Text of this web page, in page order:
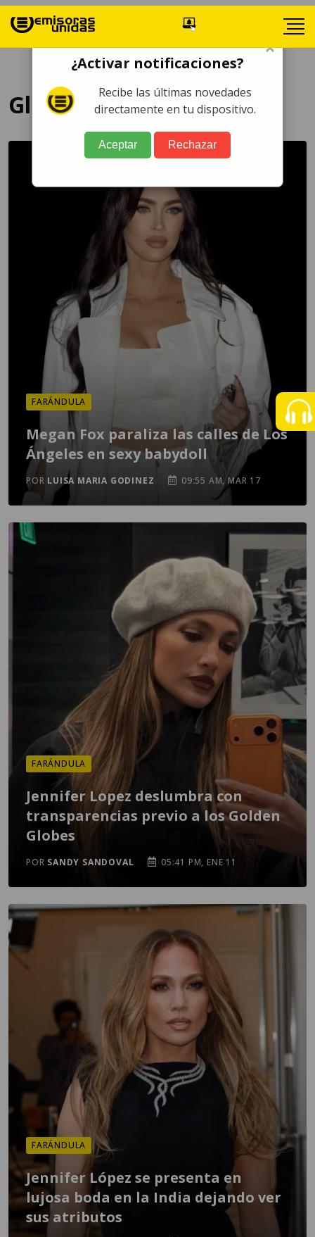
Glamour
FARÁNDULA
Megan Fox paraliza las calles de Los
Ángeles en sexy babydoll
POR LUISA MARIA GODINEZ 09:55 AM, MAR 17
FARÁNDULA
Jennifer Lopez deslumbra con
transparencias previo a los Golden
Globes
POR SANDY SANDOVAL 05:41 PM, ENE 11
FARÁNDULA
Jennifer López se presenta en
lujosa boda en la India dejando ver
sus atributos
×
¿Activar notificaciones?
Recibe las últimas novedades
directamente en tu dispositivo.
Aceptar Rechazar